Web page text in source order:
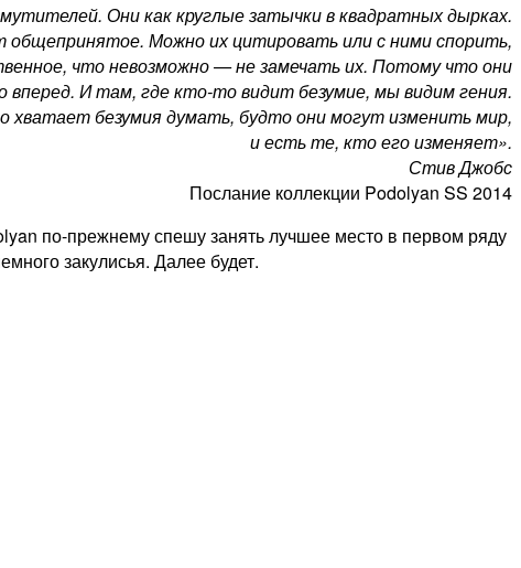
Они как круглые затычки в квадратных дырках.
Можно их цитировать или с ними спорить,
что невозможно — не замечать их. Потому что они
И там, где кто-то видит безумие, мы видим гения.
хватает безумия думать, будто они могут изменить мир,
и есть те, кто его изменяет».
Стив Джобс
Послание коллекции Podolyan SS 2014
по-прежнему спешу занять лучшее место в первом ряду
закулисья. Далее будет.